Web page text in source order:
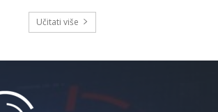
Učitati više